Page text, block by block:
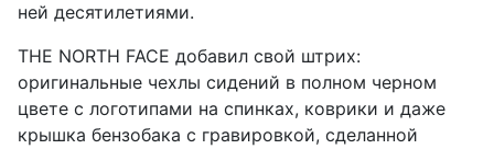
ней десятилетиями.
THE NORTH FACE добавил свой штрих:
оригинальные чехлы сидений в полном черном
цвете с логотипами на спинках, коврики и даже
крышка бензобака с гравировкой, сделанной